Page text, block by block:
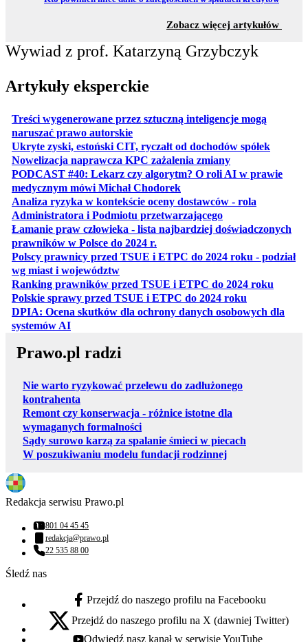
Zobacz więcej artykułów
Wywiad z prof. Katarzyną Grzybczyk
Artykuły eksperckie
Treści wygenerowane przez sztuczną inteligencje mogą
naruszać prawo autorskieotwiera się w nowej karcie
Ukryte zyski, estoński CIT, ryczałt od dochodów spółekotwiera
Nowelizacja naprawcza KPC zażalenia zmianyotwiera się w
PODCAST #40: Lekarz czy algorytm? O roli AI w prawie
medycznym mówi Michał Chodorekotwiera się w nowej karcie
Analiza ryzyka w kontekście oceny dostawców - rola
Administratora i Podmiotu przetwarzającegootwiera się w
Łamanie praw człowieka - lista najbardziej doświadczonych
prawników w Polsce do 2024 r.
Polscy prawnicy przed TSUE i ETPC do 2024 roku - podział
wg miast i województwotwiera się w nowej karcie
Ranking prawników przed TSUE i ETPC do 2024 roku
Polskie sprawy przed TSUE i ETPC do 2024 roku
DPIA: Ocena skutków dla ochrony danych osobowych dla
systemów AIotwiera się w nowej karcie
Prawo.pl radzi
Nie warto ryzykować przelewu do zadłużonego
kontrahenta
Remont czy konserwacja - różnice istotne dla
wymaganych formalności
Sądy surowo karzą za spalanie śmieci w piecach
W poszukiwaniu modelu fundacji rodzinnej
Redakcja serwisu Prawo.pl
Numer telefonu:
801 04 45 45
Adres email:
redakcja@prawo.pl
Numer telefonu:
22 535 88 00
Śledź nas
facebook - otwiera się w nowej karcie
Przejdź do naszego profilu na Facebooku
x - otwiera się w nowej karcie
Przejdź do naszego profilu na X (dawniej Twitter)
Odwiedź nasz kanał w serwisie YouTube